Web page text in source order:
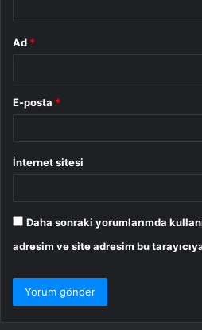
Ad *
E-posta *
İnternet sitesi
Daha sonraki yorumlarımda
adresim ve site adresim bu